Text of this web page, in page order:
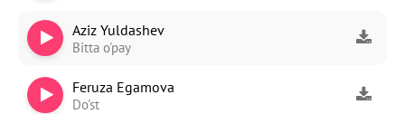
Aziz Yuldashev
Bitta o'pay
Feruza Egamova
Do'st